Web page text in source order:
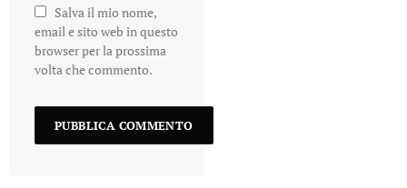
Salva il mio nome,
email e sito web in questo
browser per la prossima
volta che commento.